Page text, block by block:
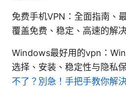
免费手机VPN：全面指南、
覆盖免费、稳定、高速的解
Windows最好用的vpn：
选择、安装、稳定性与隐私
不了？別急！手把手教你解